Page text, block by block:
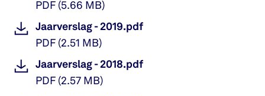
PDF (5.66 MB)
Jaarverslag - 2019.pdf
PDF (2.51 MB)
Jaarverslag - 2018.pdf
PDF (2.57 MB)